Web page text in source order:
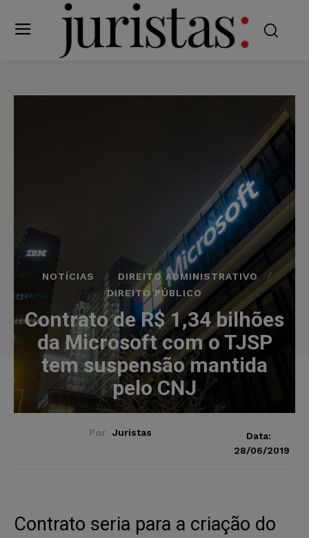
NOTÍCIAS
DIREITO ADMINISTRATIVO
DIREITO PÚBLICO
Contrato de R$ 1,34 bilhões
da Microsoft com o TJSP
tem suspensão mantida
pelo CNJ
Por Juristas
Data:
28/06/2019
Contrato seria para a criação do